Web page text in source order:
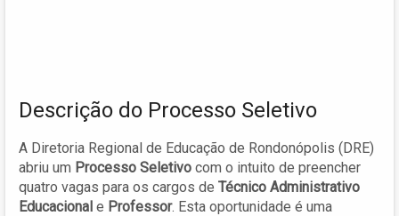
Descrição do Processo Seletivo
A Diretoria Regional de Educação de Rondonópolis (DRE)
abriu um Processo Seletivo com o intuito de preencher
quatro vagas para os cargos de Técnico Administrativo
Educacional e Professor. Esta oportunidade é uma